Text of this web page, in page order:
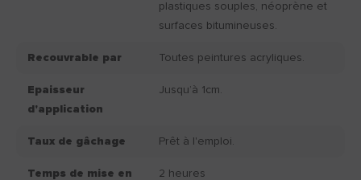
plastiques souples, néoprène et
surfaces bitumineuses.
Recouvrable par Toutes peintures acryliques.
Epaisseur
d'application
Jusqu’à 1cm.
Taux de gâchage Prêt à l'emploi.
Temps de mise en
2 heures